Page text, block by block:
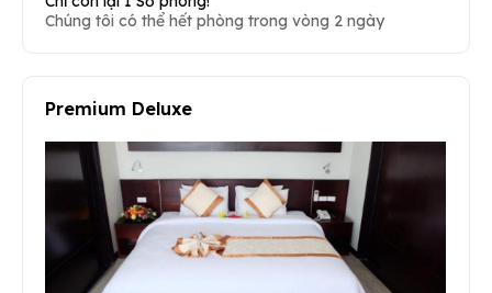
Chúng tôi có thể hết phòng trong vòng 2 ngày
Premium Deluxe